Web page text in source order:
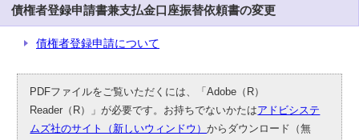
債権者登録申請書兼支払金口座振替依頼書の変更
債権者登録申請について
PDFファイルをご覧いただくには、「Adobe（R）
Reader（R）」が必要です。お持ちでないかたはアドビシステ
ムズ社のサイト（新しいウィンドウ）からダウンロード（無